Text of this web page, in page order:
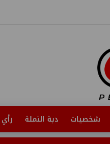
شخصيات دبة النملة رأي